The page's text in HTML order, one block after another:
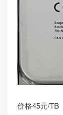
价格45元/TB